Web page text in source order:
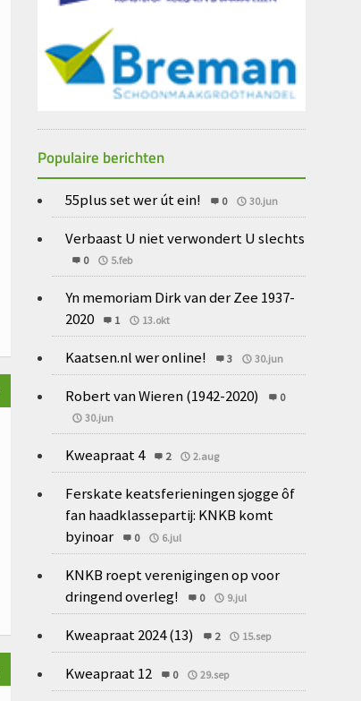
Populaire berichten
55plus set wer út ein! 0 30.jun
Verbaast U niet verwondert U slechts
0 5.feb
Yn memoriam Dirk van der Zee 1937-
2020
1 13.okt
Kaatsen.nl wer online! 3 30.jun
Robert van Wieren (1942-2020)
0
30.jun
Kweapraat 4 2 2.aug
Ferskate keatsferieningen sjogge ôf
fan haadklassepartij: KNKB komt
byinoar
0 6.jul
KNKB roept verenigingen op voor
dringend overleg!
0 9.jul
Kweapraat 2024 (13) 2 15.sep
Kweapraat 12 0 29.sep